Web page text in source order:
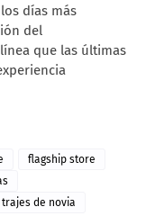
días más
del
que las últimas
flagship store
trajes de novia